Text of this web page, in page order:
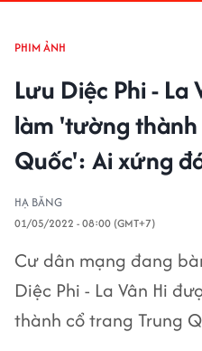
PHIM ẢNH
Lưu Diệc Phi - La
làm 'tường
Quốc': Ai xứng
HẠ BĂNG
01/05/2022 - 08:00 (GMT+7)
Cư dân mạng đang
Diệc Phi - La Vân Hi
thành cổ trang Trung